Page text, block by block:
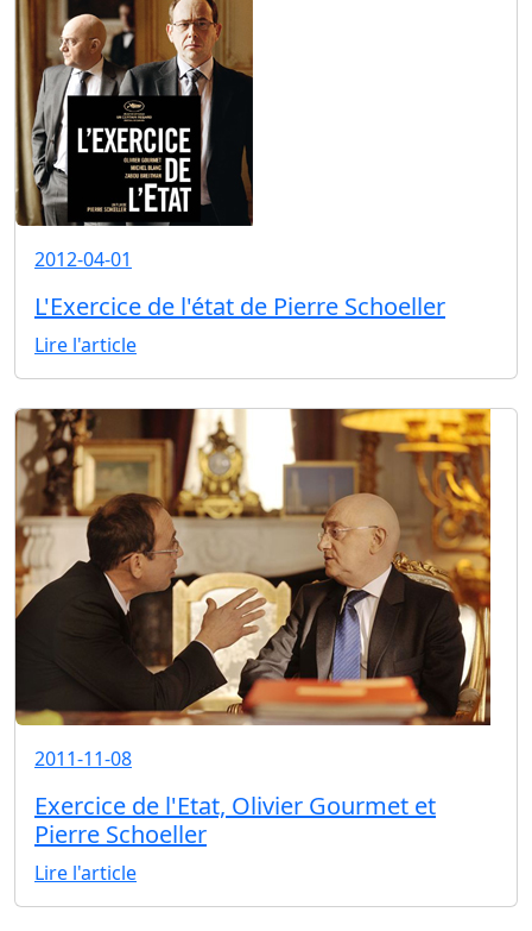
2012-04-01
L'Exercice de l'état de Pierre Schoeller
Lire l'article
2011-11-08
Exercice de l'Etat, Olivier Gourmet et
Pierre Schoeller
Lire l'article